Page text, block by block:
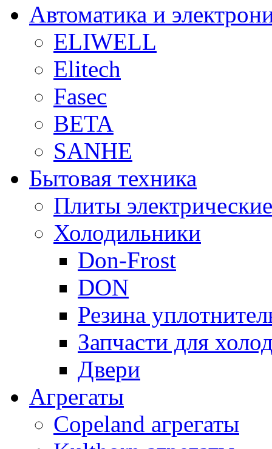
Автоматика и
ELIWELL
Elitech
Fasec
BETA
SANHE
Бытовая техника
Плиты электрические
Холодильники
Don-Frost
DON
Резина
Запчасти для
Двери
Агрегаты
Copeland агрегаты